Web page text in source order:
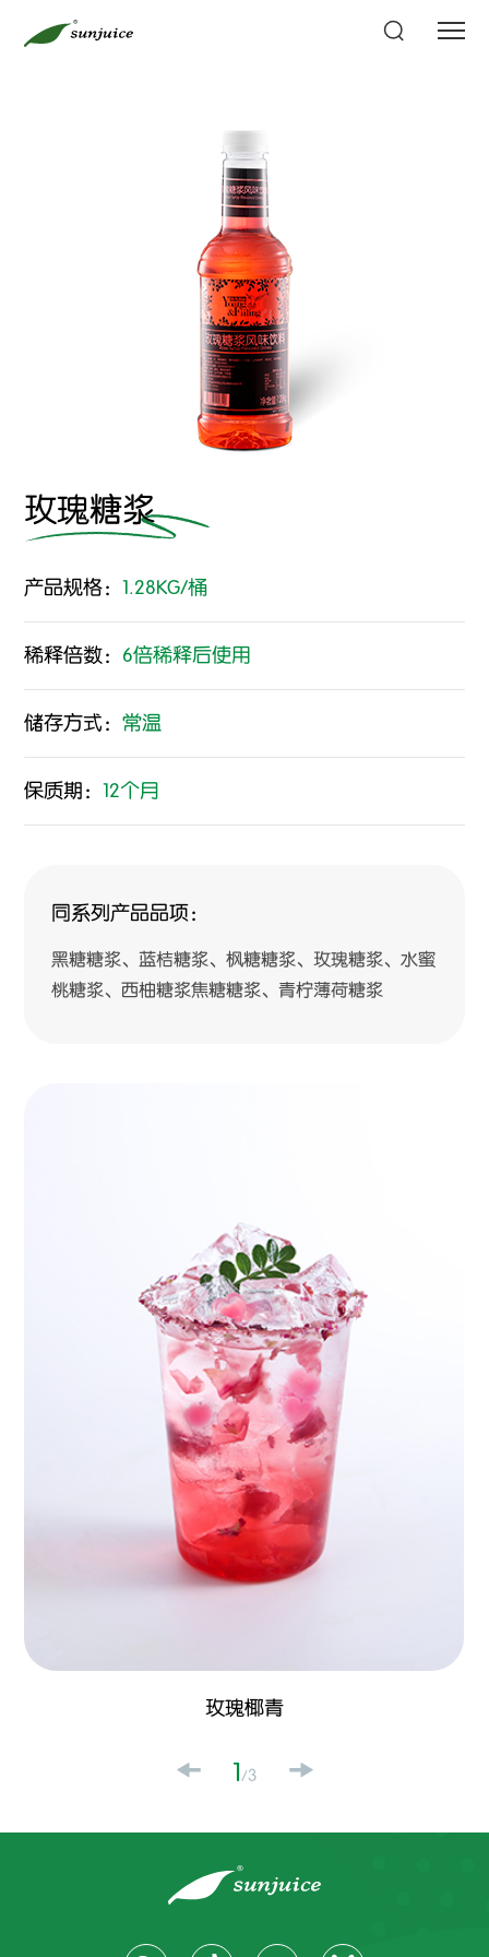
玫瑰糖浆
产品规格：1.28KG/桶
稀释倍数： 6倍稀释后使用
储存方式：常温
保质期：12个月
同系列产品品项：
黑糖糖浆、蓝桔糖浆、枫糖糖浆、玫瑰糖浆、水蜜
桃糖浆、西柚糖浆焦糖糖浆、青柠薄荷糖浆
玫瑰椰青
1/3